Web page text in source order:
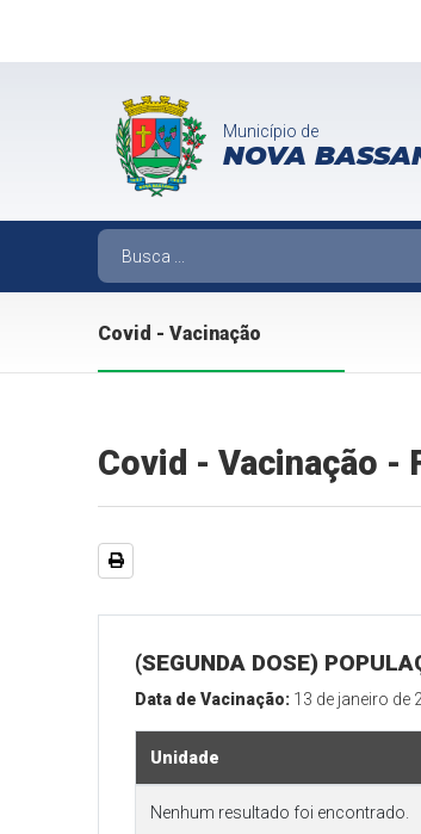
Município de
NOVA
Covid - Vacinação
Covid - Vacinação -
(SEGUNDA DOSE)
Data de Vacinação: 13 de janeiro de
Unidade
Nenhum resultado foi encontrado.